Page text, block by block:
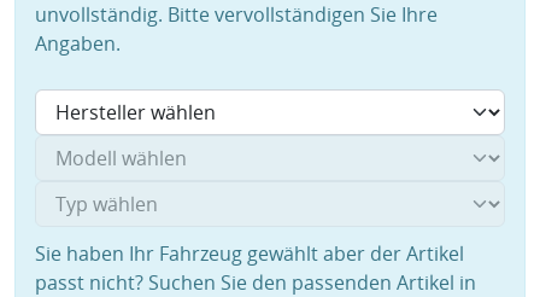
unvollständig. Bitte vervollständigen Sie Ihre
Angaben.
Sie haben Ihr Fahrzeug gewählt aber der Artikel
passt nicht? Suchen Sie den passenden Artikel in